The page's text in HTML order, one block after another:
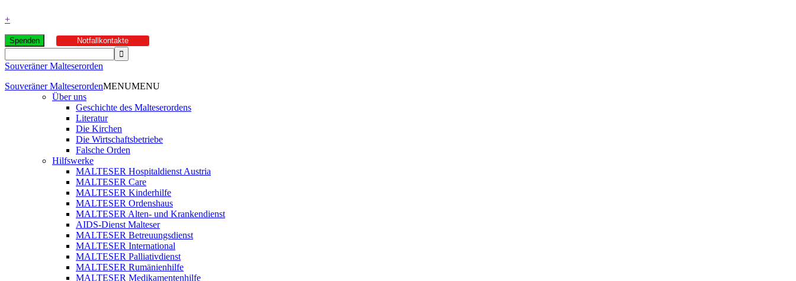
+
Spenden Notfallkontakte
Souveräner Malteserorden
Souveräner MalteserordenMENUMENU
Über uns
Geschichte des Malteserordens
Literatur
Die Kirchen
Die Wirtschaftsbetriebe
Falsche Orden
Hilfswerke
MALTESER Hospitaldienst Austria
MALTESER Care
MALTESER Kinderhilfe
MALTESER Ordenshaus
MALTESER Alten- und Krankendienst
AIDS-Dienst Malteser
MALTESER Betreuungsdienst
MALTESER International
MALTESER Palliativdienst
MALTESER Rumänienhilfe
MALTESER Medikamentenhilfe